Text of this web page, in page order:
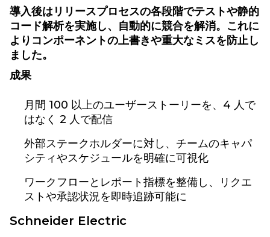
導入後はリリースプロセスの各段階でテストや静的
コード解析を実施し、自動的に競合を解消。これに
よりコンポーネントの上書きや重大なミスを防止し
ました。
成果
月間 100 以上のユーザーストーリーを、4 人で
はなく 2 人で配信
外部ステークホルダーに対し、チームのキャパ
シティやスケジュールを明確に可視化
ワークフローとレポート指標を整備し、リクエ
ストや承認状況を即時追跡可能に
Schneider Electric